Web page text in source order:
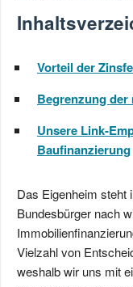
Vorteil der
Begrenzung
Unsere Link-
Baufinanzierung
Das Eigenheim steht
Bundesbürger nach
Vielzahl von
weshalb wir uns mit